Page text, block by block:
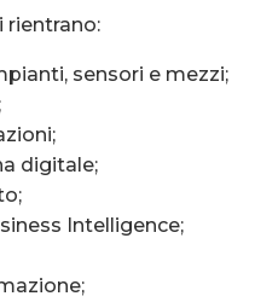
rientrano:
sensori e mezzi;
digitale;
Intelligence;